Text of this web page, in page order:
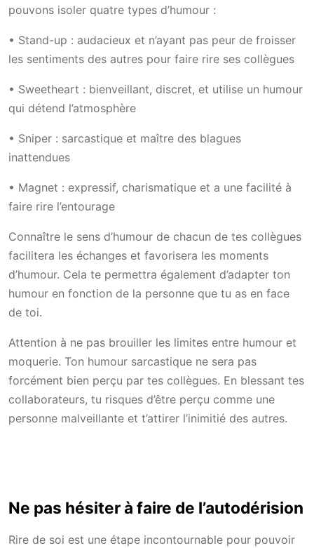
pouvons isoler quatre types d’humour :
• Stand-up : audacieux et n’ayant pas peur de froisser
les sentiments des autres pour faire rire ses collègues
• Sweetheart : bienveillant, discret, et utilise un humour
qui détend l’atmosphère
• Sniper : sarcastique et maître des blagues
inattendues
• Magnet : expressif, charismatique et a une facilité à
faire rire l’entourage
Connaître le sens d’humour de chacun de tes collègues
facilitera les échanges et favorisera les moments
d’humour. Cela te permettra également d’adapter ton
humour en fonction de la personne que tu as en face
de toi.
Attention à ne pas brouiller les limites entre humour et
moquerie. Ton humour sarcastique ne sera pas
forcément bien perçu par tes collègues. En blessant tes
collaborateurs, tu risques d’être perçu comme une
personne malveillante et t’attirer l’inimitié des autres.
Ne pas hésiter à faire de l’autodérision
Rire de soi est une étape incontournable pour pouvoir